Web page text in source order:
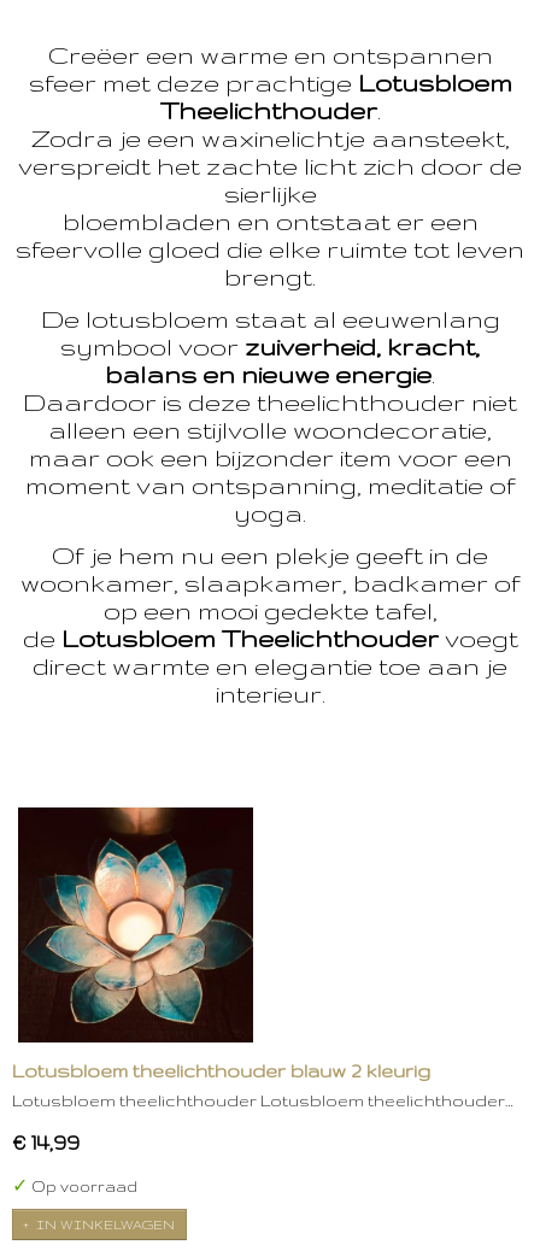
Creëer een warme en ontspannen
sfeer met deze prachtige Lotusbloem
Theelichthouder.
Zodra je een waxinelichtje aansteekt,
verspreidt het zachte licht zich door de
sierlijke
bloembladen en ontstaat er een
sfeervolle gloed die elke ruimte tot leven
brengt.
De lotusbloem staat al eeuwenlang
symbool voor zuiverheid, kracht,
balans en nieuwe energie
Daardoor is deze theelichthouder niet
alleen een stijlvolle woondecoratie,
maar ook een bijzonder item voor een
moment van ontspanning, meditatie of
yoga.
Of je hem nu een plekje geeft in de
woonkamer, slaapkamer, badkamer of
op een mooi gedekte tafel,
de Lotusbloem Theelichthoudervoegt
direct warmte en elegantie toe aan je
interieur.
Lotusbloem theelichthouder blauw 2 kleurig
Lotusbloem theelichthouder Lotusbloem theelichthouder…
€ 14,99
✓ Op voorraad
IN WINKELWAGEN